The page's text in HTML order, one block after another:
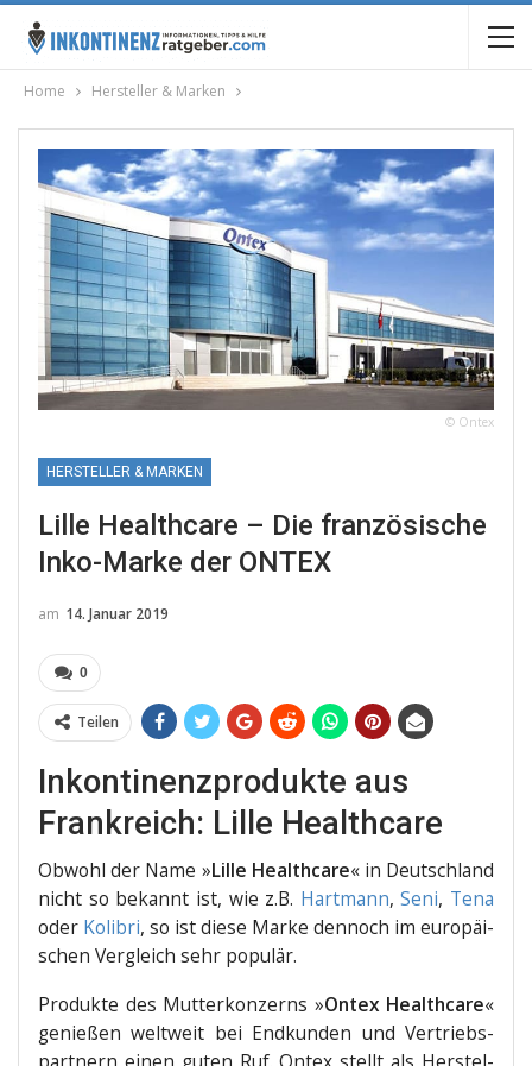
Home Hersteller & Marken
© Ontex
HERSTELLER & MARKEN
Lille Healthcare – Die französische
Inko-Marke der ONTEX
am 14. Januar 2019
0
Teilen
Inkontinenzprodukte aus
Frankreich: Lille Healthcare
Obwohl der Name »Lil­le Health­ca­re« in Deutsch­land
nicht so bekannt ist, wie z.B. Hart­mann,Seni, Tena
oder Koli­bri, so ist die­se Mar­ke den­noch im euro­päi­
schen Ver­gleich sehr populär.
Pro­duk­te des Mut­ter­kon­zerns »Ontex Health­ca­re«
genie­ßen welt­weit bei End­kun­den und Ver­triebs­